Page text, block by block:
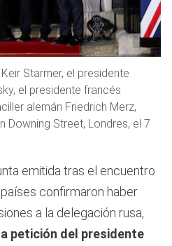
Starmer, el presidente
el presidente francés
alemán Friedrich Merz,
Downing Street, Londres, el 7
emitida tras el encuentro
confirmaron haber
a la delegación rusa,
petición del presidente